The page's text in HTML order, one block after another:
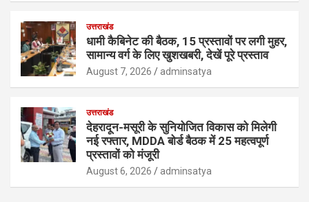
उत्तराखंड
धामी कैबिनेट की बैठक, 15 प्रस्तावों पर लगी मुहर,
सामान्य वर्ग के लिए खुशखबरी, देखें पूरे प्रस्ताव
August 7, 2026 adminsatya
उत्तराखंड
देहरादून-मसूरी के सुनियोजित विकास को मिलेगी
नई रफ्तार, MDDA बोर्ड बैठक में 25 महत्वपूर्ण
प्रस्तावों को मंजूरी
August 6, 2026 adminsatya